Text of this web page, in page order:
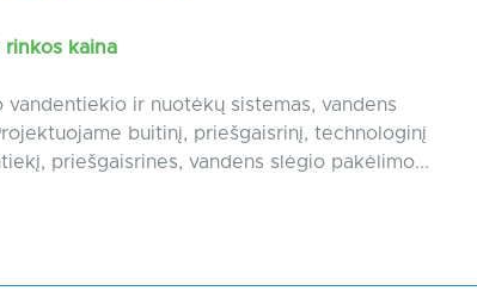
kaina
ir nuotėkų sistemas, vandens
buitinį, priešgaisrinį, technologinį
priešgaisrines, vandens slėgio pakėlimo...